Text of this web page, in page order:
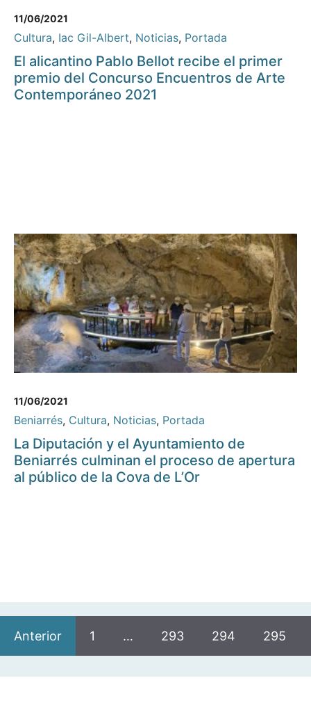
11/06/2021
Cultura, Iac Gil-Albert, Noticias, Portada
El alicantino Pablo Bellot recibe el primer
premio del Concurso Encuentros de Arte
Contemporáneo 2021
11/06/2021
Beniarrés, Cultura, Noticias, Portada
La Diputación y el Ayuntamiento de
Beniarrés culminan el proceso de apertura
al público de la Cova de L’Or
Anterior 1 … 293 294 295